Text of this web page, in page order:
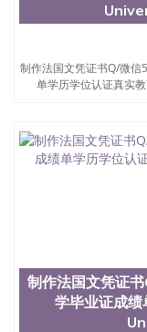
制作法国文凭证书Q/微
单学历学位认证真实
制作法国文凭证
学毕业证成